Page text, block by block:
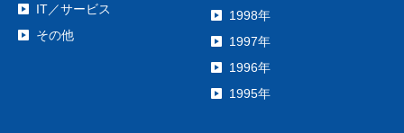
IT／サービス
その他
1998年
1997年
1996年
1995年